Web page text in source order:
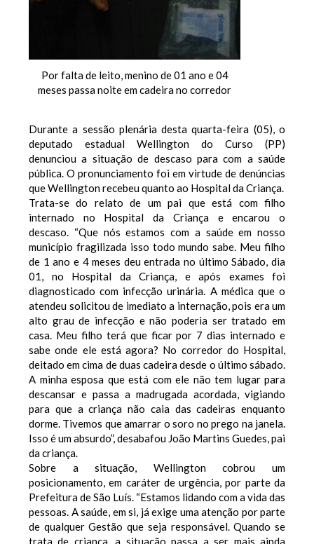
Por falta de leito, menino de 01 ano e 04
meses passa noite em cadeira no corredor
Durante a sessão plenária desta quarta-feira (05), o
deputado estadual Wellington do Curso (PP)
denunciou a situação de descaso para com a saúde
pública. O pronunciamento foi em virtude de denúncias
que Wellington recebeu quanto ao Hospital da Criança.
Trata-se do relato de um pai que está com filho
internado no Hospital da Criança e encarou o
descaso. “Que nós estamos com a saúde em nosso
município fragilizada isso todo mundo sabe. Meu filho
de 1 ano e 4 meses deu entrada no último Sábado, dia
01, no Hospital da Criança, e após exames foi
diagnosticado com infecção urinária. A médica que o
atendeu solicitou de imediato a internação, pois era um
alto grau de infecção e não poderia ser tratado em
casa. Meu filho terá que ficar por 7 dias internado e
sabe onde ele está agora? No corredor do Hospital,
deitado em cima de duas cadeira desde o último sábado.
A minha esposa que está com ele não tem lugar para
descansar e passa a madrugada acordada, vigiando
para que a criança não caia das cadeiras enquanto
dorme. Tivemos que amarrar o soro no prego na janela.
Isso é um absurdo”, desabafou João Martins Guedes, pai
da criança.
Sobre a situação, Wellington cobrou um
posicionamento, em caráter de urgência, por parte da
Prefeitura de São Luís. “Estamos lidando com a vida das
pessoas. A saúde, em si, já exige uma atenção por parte
de qualquer Gestão que seja responsável. Quando se
trata de criança, a situação passa a ser mais ainda